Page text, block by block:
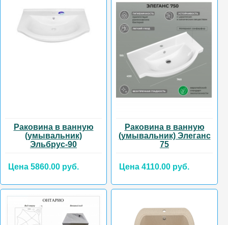
Раковина в ванную
(умывальник)
Эльбрус-90
Цена 5860.00 руб.
Раковина в ванную
(умывальник) Элеганс
75
Цена 4110.00 руб.